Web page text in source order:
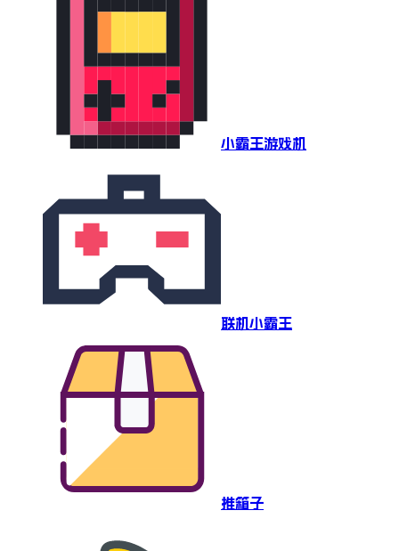
小霸王游戏机
联机小霸王
推箱子